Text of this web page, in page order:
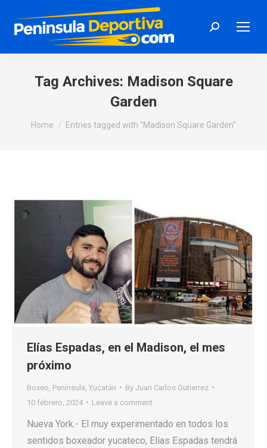
Search:
Tag Archives: Madison Square
Garden
You are here:
Home Entries tagged with "Madison Square Garden"
Elías Espadas, en el Madison, el mes
próximo
Boxeo Península Yucatán By Juan Carlos Gutierrez
10 febrero, 2024
Leave a comment
Nueva York.- El muy experimentado en todos los
sentidos boxeador yucateco, Elías Espadas tendrá